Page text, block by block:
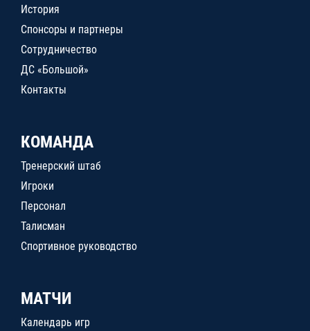
История
Спонсоры и партнеры
Сотрудничество
ДС «Большой»
Контакты
КОМАНДА
Тренерский штаб
Игроки
Персонал
Талисман
Спортивное руководство
МАТЧИ
Календарь игр